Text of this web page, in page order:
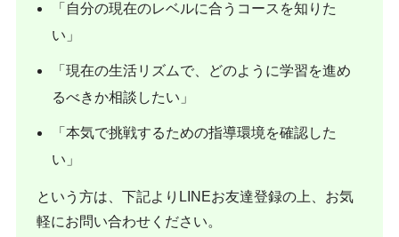
「自分の現在のレベルに合うコースを知りた
い」
「現在の生活リズムで、どのように学習を進め
るべきか相談したい」
「本気で挑戦するための指導環境を確認した
い」
という方は、下記よりLINEお友達登録の上、お気
軽にお問い合わせください。